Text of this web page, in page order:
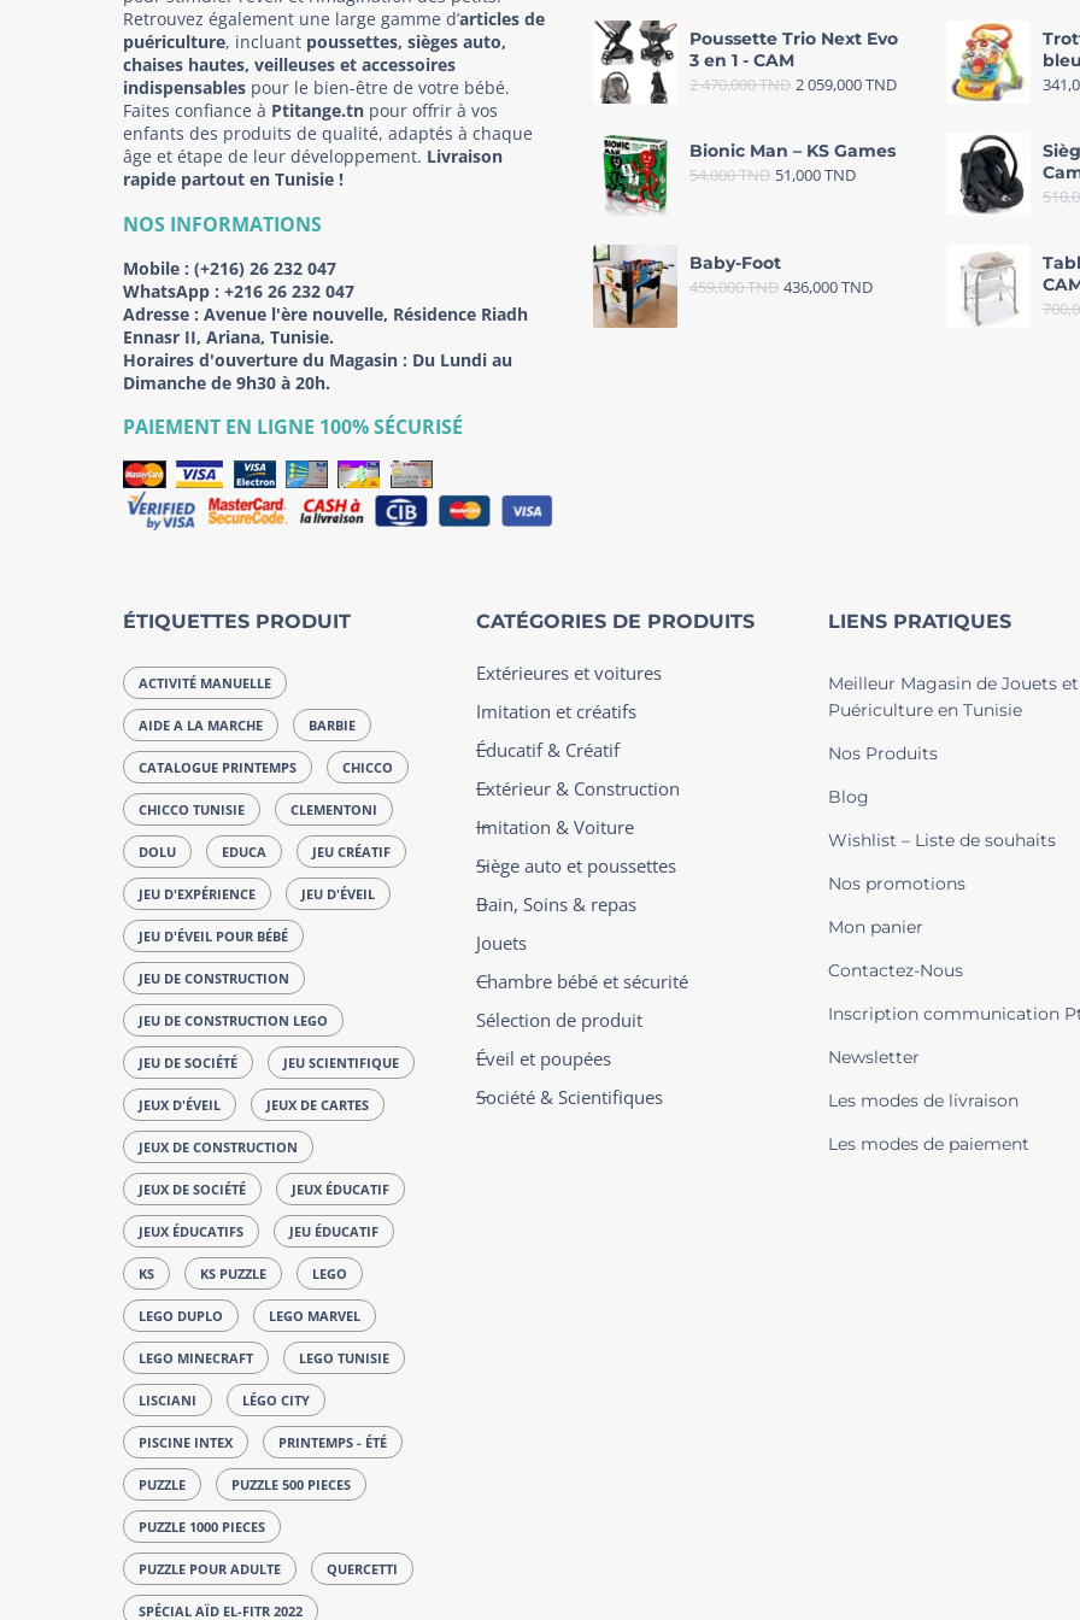
Retrouvez également une large gamme d’articles de
puériculture, incluant poussettes, sièges auto,
chaises hautes, veilleuses et accessoires
indispensables pour le bien-être de votre bébé.
Faites confiance à Ptitange.tn pour offrir à vos
enfants des produits de qualité, adaptés à chaque
âge et étape de leur développement. Livraison
rapide partout en Tunisie !
NOS INFORMATIONS
Mobile : (+216) 26 232 047
WhatsApp : +216 26 232 047
Adresse : Avenue l'ère nouvelle, Résidence Riadh
Ennasr II, Ariana, Tunisie.
Horaires d'ouverture du Magasin : Du Lundi au
Dimanche de 9h30 à 20h.
PAIEMENT EN LIGNE 100% SÉCURISÉ
Poussette Trio Next Evo
3 en 1 - CAM
2 470,000TND 2 059,000TND
Bionic Man – KS Games
54,000TND 51,000TND
Baby-Foot
459,000TND 436,000TND
ÉTIQUETTES PRODUIT
ACTIVITÉ MANUELLE
AIDE A LA MARCHE BARBIE
CATALOGUE PRINTEMPS CHICCO
CHICCO TUNISIE CLEMENTONI
DOLU EDUCA JEU CRÉATIF
JEU D'EXPÉRIENCE JEU D'ÉVEIL
JEU D'ÉVEIL POUR BÉBÉ
JEU DE CONSTRUCTION
JEU DE CONSTRUCTION LEGO
JEU DE SOCIÉTÉ JEU SCIENTIFIQUE
JEUX D'ÉVEIL JEUX DE CARTES
JEUX DE CONSTRUCTION
JEUX DE SOCIÉTÉ JEUX ÉDUCATIF
JEUX ÉDUCATIFS JEU ÉDUCATIF
KS KS PUZZLE LEGO
LEGO DUPLO LEGO MARVEL
LEGO MINECRAFT LEGO TUNISIE
LISCIANI LÉGO CITY
PISCINE INTEX PRINTEMPS - ÉTÉ
PUZZLE PUZZLE 500 PIECES
PUZZLE 1000 PIECES
PUZZLE POUR ADULTE QUERCETTI
SPÉCIAL AÏD EL-FITR 2022
CATÉGORIES DE PRODUITS
Extérieures et voitures
Imitation et créatifs
Éducatif & Créatif
Extérieur & Construction
Imitation & Voiture
Siège auto et poussettes
Bain, Soins & repas
Jouets
Chambre bébé et sécurité
Sélection de produit
Éveil et poupées
Société & Scientifiques
LIENS PRATIQUES
Meilleur Magasin de Jouets et
Puériculture en Tunisie
Nos Produits
Blog
Wishlist – Liste de souhaits
Nos promotions
Mon panier
Contactez-Nous
Inscription communication
Newsletter
Les modes de livraison
Les modes de paiement